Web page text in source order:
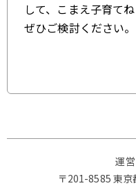
して、こまえ子育て
ぜひご検討ください。
運
〒201-8585 東